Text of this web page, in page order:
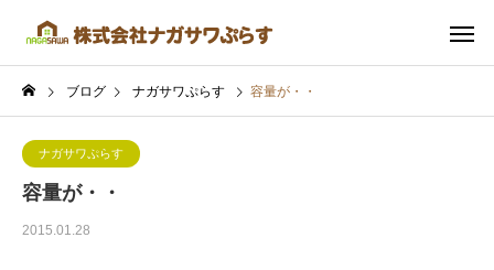
ブログ ナガサワぷらす 容量が・・
ナガサワぷらす
容量が・・
2015.01.28